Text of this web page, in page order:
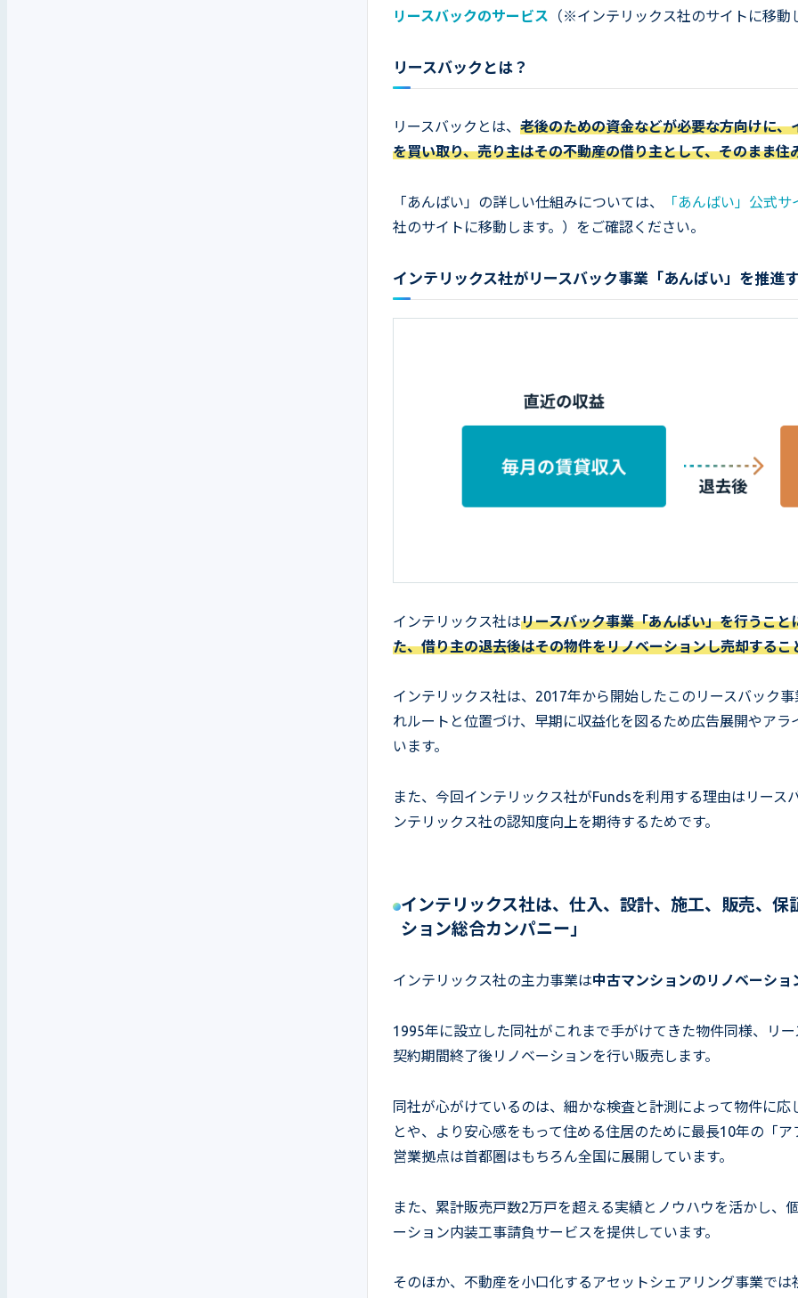
リースバックのサービス
（※インテリックス社のサイトに移動
リースバックとは？
リースバックとは、 老後のための資金などが必要な方向けに
を買い取り、売り主はその不動産の借り主として、そのまま住
「あんばい」の詳しい仕組みについては、
「あんばい」公式
社のサイトに移動します。）をご確認ください。
インテリックス社がリースバック事業「あんばい」を推進
インテリックス社はリースバック事業「あんばい」を行うこ
た、借り主の退去後はその物件をリノベーションし売却する
インテリックス社は、2017年から開始したこのリースバック
れルートと位置づけ、早期に収益化を図るため広告展開やア
います。
また、今回インテリックス社がFundsを利用する理由はリース
ンテリックス社の認知度向上を期待するためです。
インテリックス社は、仕入、設計、施工、販売、
ション総合カンパニー」
インテリックス社の主力事業は中古マンションのリノベーショ
1995年に設立した同社がこれまで手がけてきた物件同様、リ
契約期間終了後リノベーションを行い販売します。
同社が心がけているのは、細かな検査と計測によって物件に
とや、より安心感をもって住める住居のために最長10年の「
営業拠点は首都圏はもちろん全国に展開しています。
また、累計販売戸数2万戸を超える実績とノウハウを活かし、
ーション内装工事請負サービスを提供しています。
そのほか、不動産を小口化するアセットシェアリング事業で